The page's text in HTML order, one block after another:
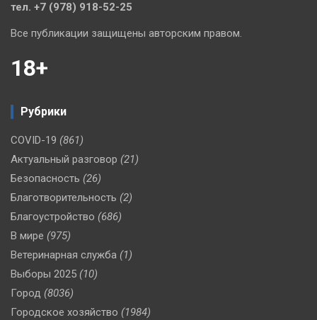
тел. +7 (978) 918-52-25
Все публикации защищены авторским правом.
18+
Рубрики
COVID-19 (861)
Актуальный разговор (21)
Безопасность (26)
Благотворительность (2)
Благоустройство (686)
В мире (975)
Ветеринарная служба (1)
Выборы 2025 (10)
Город (8036)
Городское хозяйство (1984)